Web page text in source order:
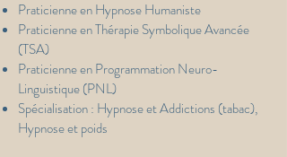
Praticienne en Hypnose Humaniste
Praticienne en Thérapie Symbolique Avancée
(TSA)
Praticienne en Programmation Neuro-
Linguistique (PNL)
Spécialisation : Hypnose et Addictions (tabac),
Hypnose et poids